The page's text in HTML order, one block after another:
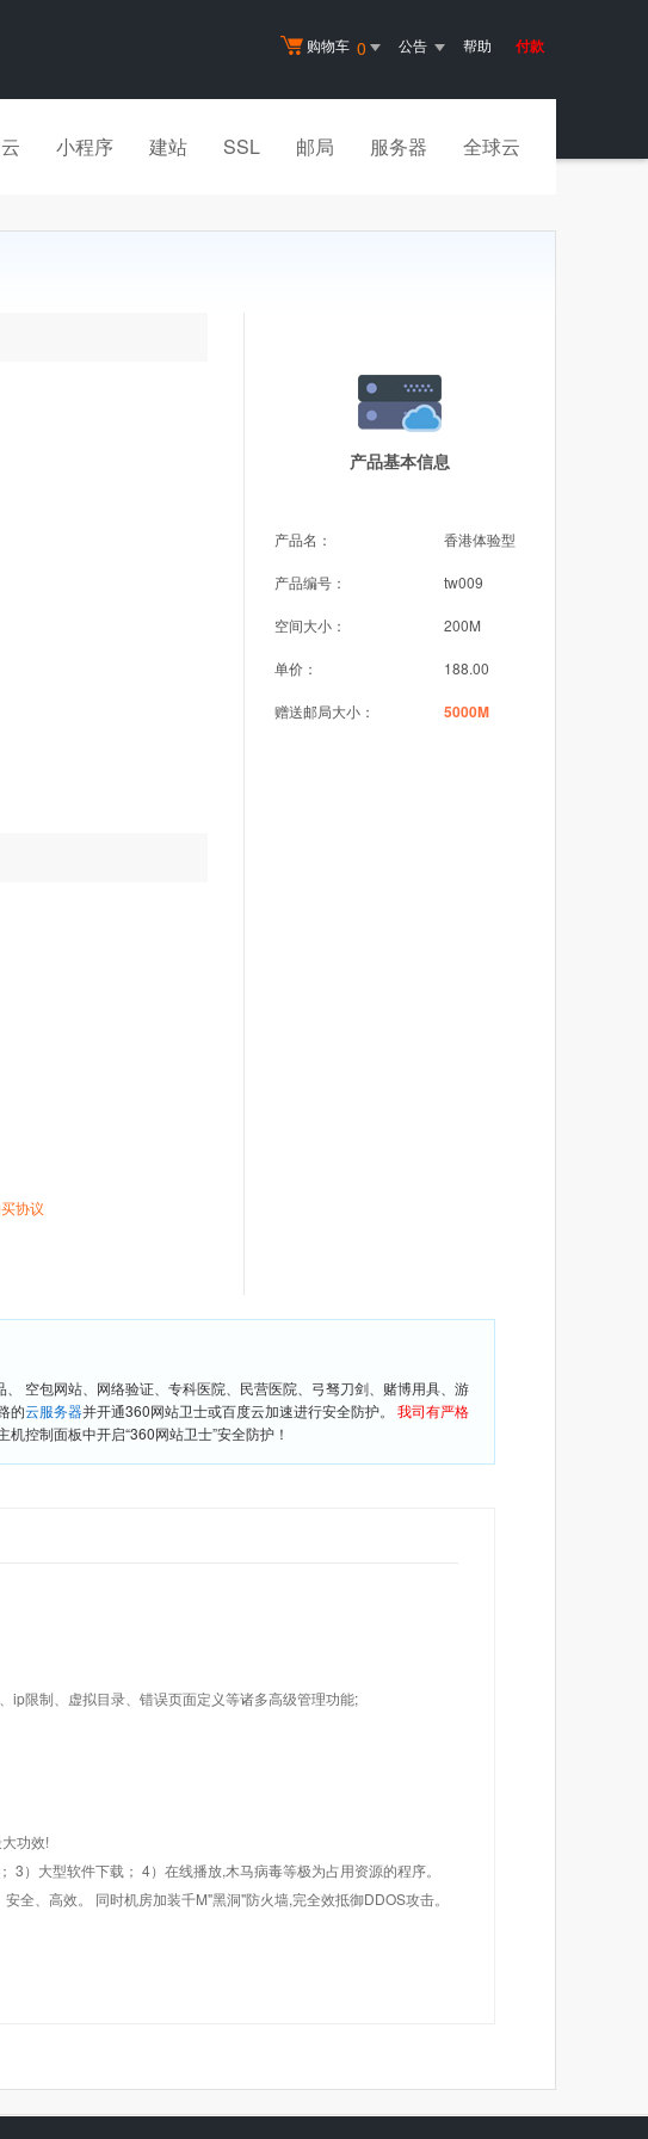
购物车 0 公告 帮助 付款
小程序 建站 SSL 邮局 服务器 全球云
产品基本信息
产品名： 香港体验型
产品编号： tw009
空间大小： 200M
单价： 188.00
赠送邮局大小： 5000M
协议
空包网站、网络验证、专科医院、民营医院、弓驽刀剑、赌博用具、游
的云服务器并开通360网站卫士或百度云加速进行安全防护。 我司有严格
控制面板中开启“360网站卫士”安全防护！
ip限制、虚拟目录、错误页面定义等诸多高级管理功能;
功效!
）大型软件下载； 4）在线播放,木马病毒等极为占用资源的程序。
、高效。 同时机房加装千M"黑洞"防火墙,完全效抵御DDOS攻击。